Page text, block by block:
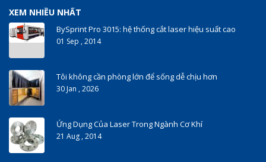
XEM NHIỀU NHẤT
BySprint Pro 3015: hệ thống cắt laser hiệu suất cao
01 Sep , 2014
Tôi không cần phòng lớn để sống dễ chịu hơn
30 Jan , 2026
Ứng Dụng Của Laser Trong Ngành Cơ Khí
21 Aug , 2014